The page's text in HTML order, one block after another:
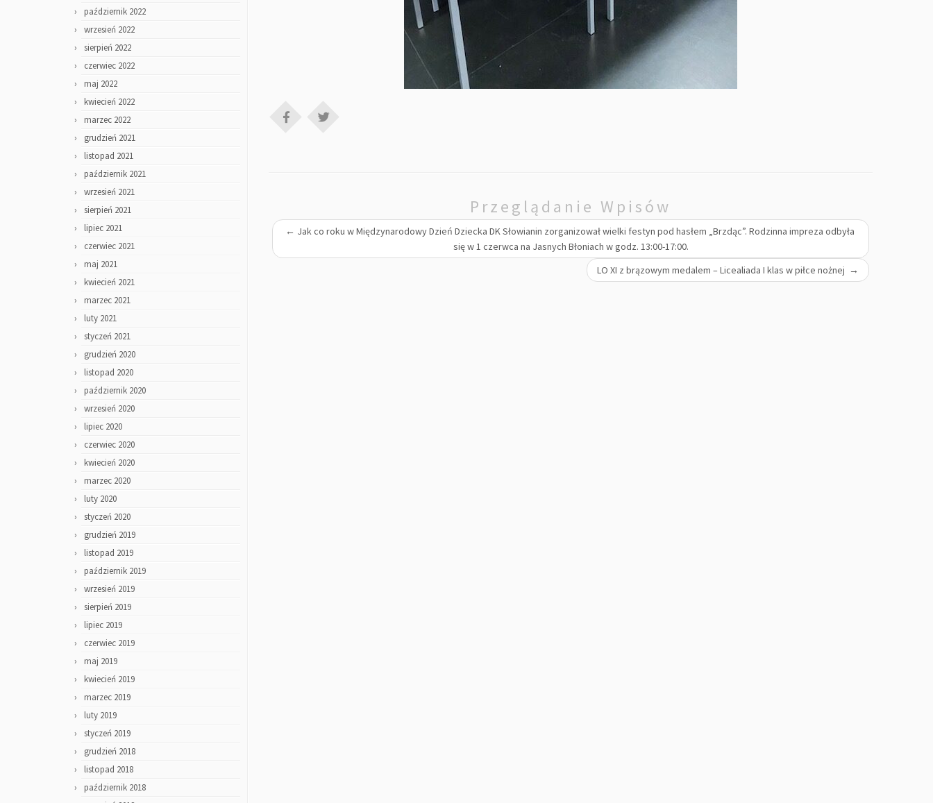
październik 2022
wrzesień 2022
sierpień 2022
czerwiec 2022
maj 2022
kwiecień 2022
marzec 2022
grudzień 2021
listopad 2021
październik 2021
wrzesień 2021
sierpień 2021
lipiec 2021
czerwiec 2021
maj 2021
kwiecień 2021
marzec 2021
luty 2021
styczeń 2021
grudzień 2020
listopad 2020
październik 2020
wrzesień 2020
lipiec 2020
czerwiec 2020
kwiecień 2020
marzec 2020
luty 2020
styczeń 2020
grudzień 2019
listopad 2019
październik 2019
wrzesień 2019
sierpień 2019
lipiec 2019
czerwiec 2019
maj 2019
kwiecień 2019
marzec 2019
luty 2019
styczeń 2019
grudzień 2018
listopad 2018
październik 2018
Przeglądanie Wpisów
← Jak co roku w Międzynarodowy Dzień Dziecka DK Słowianin zorganizował wielki festyn pod hasłem „Brzdąc”. Rodzinna impreza odbyła
się w 1 czerwca na Jasnych Błoniach w godz. 13:00-17:00.
LO XI z brązowym medalem – Licealiada I klas w piłce nożnej →